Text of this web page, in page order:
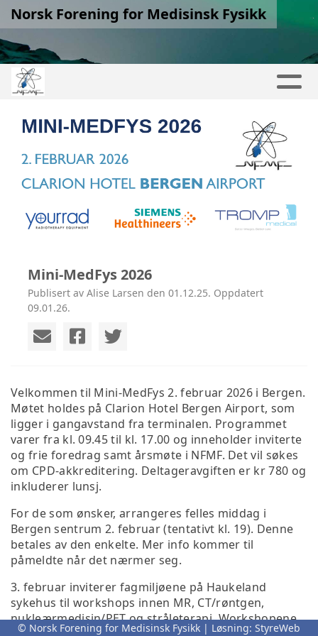
Norsk Forening for Medisinsk Fysikk
Mini-MedFys 2026
Publisert av Alise Larsen den 01.12.25. Oppdatert
09.01.26.
Velkommen til Mini-MedFys 2. februar 2026 i Bergen.
Møtet holdes på Clarion Hotel Bergen Airport, som
ligger i gangavstand fra terminalen. Programmet
varer fra kl. 09.45 til kl. 17.00 og inneholder inviterte
og frie foredrag samt årsmøte i NFMF. Det vil søkes
om CPD-akkreditering. Deltageravgiften er kr 780 og
inkluderer lunsj.
For de som ønsker, arrangeres felles middag i
Bergen sentrum 2. februar (tentativt kl. 19). Denne
betales av den enkelte. Mer info kommer til
påmeldte når det nærmer seg.
3. februar inviterer fagmiljøene på Haukeland
sykehus til workshops innen MR, CT/røntgen,
nukleærmedisin/PET og stråleterapi. Workshopene
© Norsk Forening for Medisinsk Fysikk | Løsning: StyreWeb